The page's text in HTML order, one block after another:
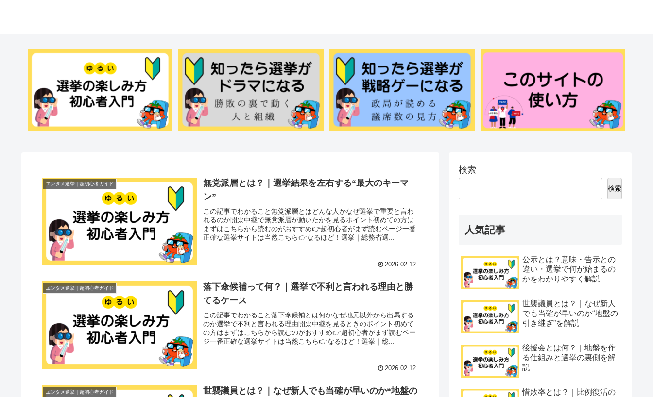
エンタメ選挙｜超初心者ガイド
無党派層とは？｜選挙結果を左右する“最大のキーマ
ン”
この記事でわかること無党派層とはどんな人かなぜ選挙で重要と言わ
れるのか開票中継で無党派層が動いたかを見るポイント初めての方は
まずはこちらから読むのがおすすめ👉超初心者がまず読むページ一番
正確な選挙サイトは当然こちら👉なるほど！選挙｜総務省選...
2026.02.12
エンタメ選挙｜超初心者ガイド
落下傘候補って何？｜選挙で不利と言われる理由と勝
てるケース
この記事でわかること落下傘候補とは何かなぜ地元以外から出馬する
のか選挙で不利と言われる理由開票中継を見るときのポイント初めて
の方はまずはこちらから読むのがおすすめ👉超初心者がまず読むペー
ジ一番正確な選挙サイトは当然こちら👉なるほど！選挙｜総...
2026.02.12
エンタメ選挙｜超初心者ガイド
世襲議員とは？｜なぜ新人でも当確が早いのか“地盤の
検索
検索
人気記事
公示とは？意味・告示との
違い・選挙で何が始まるの
かをわかりやすく解説
世襲議員とは？｜なぜ新人
でも当確が早いのか“地盤の
引き継ぎ”を解説
後援会とは何？｜地盤を作
る仕組みと選挙の裏側を解
説
惜敗率とは？｜比例復活の